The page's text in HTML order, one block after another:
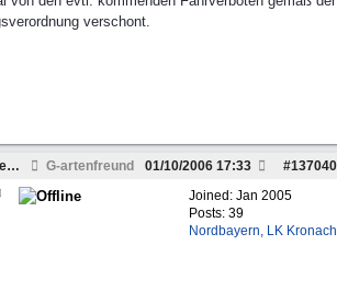
verschont.
Re: Leidige Thema Besteuerung G-artenfreund #137040
01/10/2006 17:33
Joined: Jan 2005
Posts: 39
Nordbayern, LK Kronach